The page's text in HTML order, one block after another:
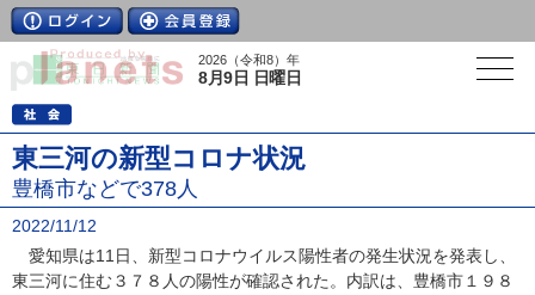
2026（令和8）年
8月9日 日曜日
東三河の新型コロナ状況
豊橋市などで378人
2022/11/12
愛知県は11日、新型コロナウイルス陽性者の発生状況を発表し、
東三河に住む３７８人の陽性が確認された。内訳は、豊橋市１９８